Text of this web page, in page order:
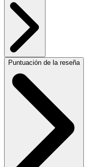
Puntuación de la reseña